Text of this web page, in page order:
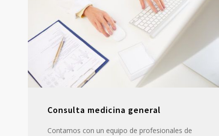
Consulta medicina general
Contamos con un equipo de profesionales de